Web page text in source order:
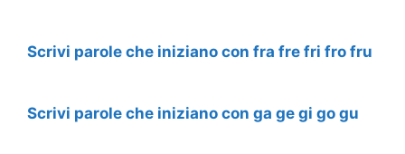
Scrivi parole che iniziano con fra fre fri fro fru
Scrivi parole che iniziano con ga ge gi go gu